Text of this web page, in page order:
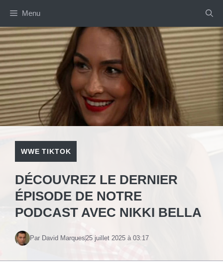
contenu
Menu
WWE TIKTOK
DÉCOUVREZ LE DERNIER
ÉPISODE DE NOTRE
PODCAST AVEC NIKKI BELLA
Par David Marques25 juillet 2025 à 03:17